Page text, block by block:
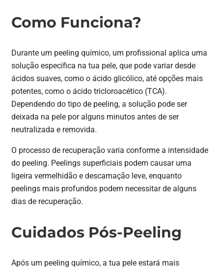
Como Funciona?
Durante um peeling químico, um profissional aplica uma
solução específica na tua pele, que pode variar desde
ácidos suaves, como o ácido glicólico, até opções mais
potentes, como o ácido tricloroacético (TCA).
Dependendo do tipo de peeling, a solução pode ser
deixada na pele por alguns minutos antes de ser
neutralizada e removida.
O processo de recuperação varia conforme a intensidade
do peeling. Peelings superficiais podem causar uma
ligeira vermelhidão e descamação leve, enquanto
peelings mais profundos podem necessitar de alguns
dias de recuperação.
Cuidados Pós-Peeling
Após um peeling químico, a tua pele estará mais